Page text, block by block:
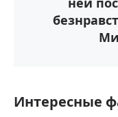
Интересные